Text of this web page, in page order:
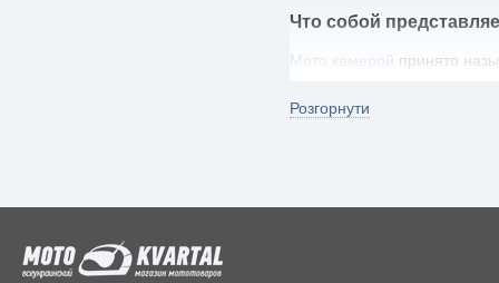
Что собой
Мото камерой принято
герметичности или
Для чего
Розгорнути